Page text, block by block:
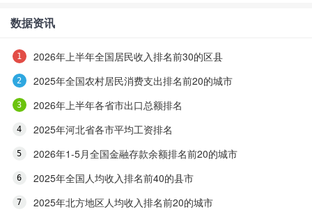
数据资讯
2026年上半年全国居民收入排名前30的区县
2025年全国农村居民消费支出排名前20的城市
2026年上半年各省市出口总额排名
2025年河北省各市平均工资排名
2026年1-5月全国金融存款余额排名前20的城市
2025年全国人均收入排名前40的县市
2025年北方地区人均收入排名前20的城市